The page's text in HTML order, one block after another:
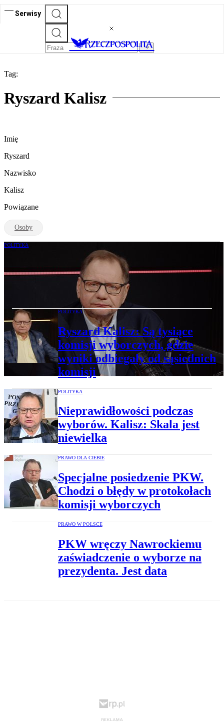
Serwisy
Tag:
Ryszard Kalisz
Imię
Ryszard
Nazwisko
Kalisz
Powiązane
Osoby
POLITYKA
Karol Nawrocki i TK. Kalisz: To bunt
prezydenta przeciwko państwu i
POLITYKA
Ryszard Kalisz: Są tysiące
komisji wyborczych, gdzie
wyniki odbiegały od sąsiednich
komisji
POLITYKA
Nieprawidłowości podczas
wyborów. Kalisz: Skala jest
niewielka
PRAWO DLA CIEBIE
Specjalne posiedzenie PKW.
Chodzi o błędy w protokołach
komisji wyborczych
PRAWO W POLSCE
PKW wręczy Nawrockiemu
zaświadczenie o wyborze na
prezydenta. Jest data